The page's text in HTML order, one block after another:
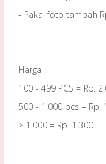
- Pakai foto tambah
Harga :
100 - 499 PCS = Rp.
500 - 1.000 pcs = Rp.
> 1.000 = Rp. 1.300